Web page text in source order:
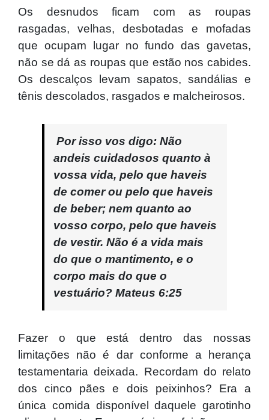
Os desnudos ficam com as roupas
rasgadas, velhas, desbotadas e mofadas
que ocupam lugar no fundo das gavetas,
não se dá as roupas que estão nos cabides.
Os descalços levam sapatos, sandálias e
tênis descolados, rasgados e malcheirosos.
Por isso vos digo: Não
andeis cuidadosos quanto à
vossa vida, pelo que haveis
de comer ou pelo que haveis
de beber; nem quanto ao
vosso corpo, pelo que haveis
de vestir. Não é a vida mais
do que o mantimento, e o
corpo mais do que o
vestuário? Mateus 6:25
Fazer o que está dentro das nossas
limitações não é dar conforme a herança
testamentaria deixada. Recordam do relato
dos cinco pães e dois peixinhos? Era a
única comida disponível daquele garotinho